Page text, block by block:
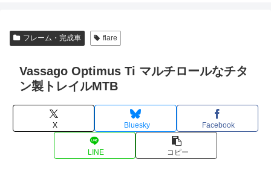
フレーム・完成車 flare
Vassago Optimus Ti マルチロールなチタ
ン製トレイルMTB
X Bluesky Facebook
LINE コピー